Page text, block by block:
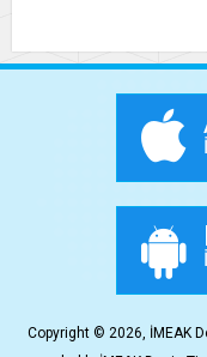
Copyright © 2026, İMEAK